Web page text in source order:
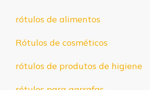
rótulos de alimentos
Rótulos de cosméticos
rótulos de produtos de higiene